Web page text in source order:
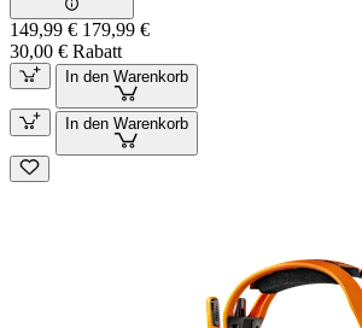
149,99 € 179,99 €
30,00 € Rabatt
In den Warenkorb
In den Warenkorb